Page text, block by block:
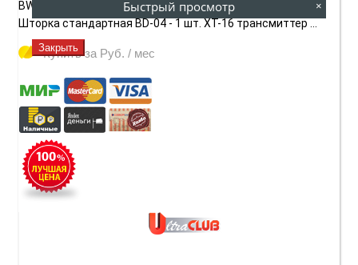
BW80X120 - 1 шт. Черно-белый зонт UB-004 40" - 1 шт.
Шторка стандартная BD-04 - 1 шт. XT-16 трансмиттер ...
Купить за Руб. / мес
Быстрый просмотр ×
Закрыть